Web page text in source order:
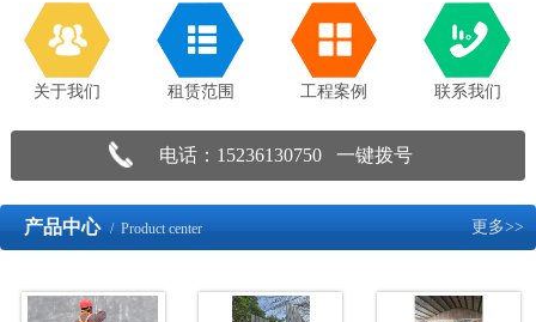
关于我们 租赁范围 工程案例 联系我们
电话：15236130750 一键拨号
更多>>
产品中心/ Product center